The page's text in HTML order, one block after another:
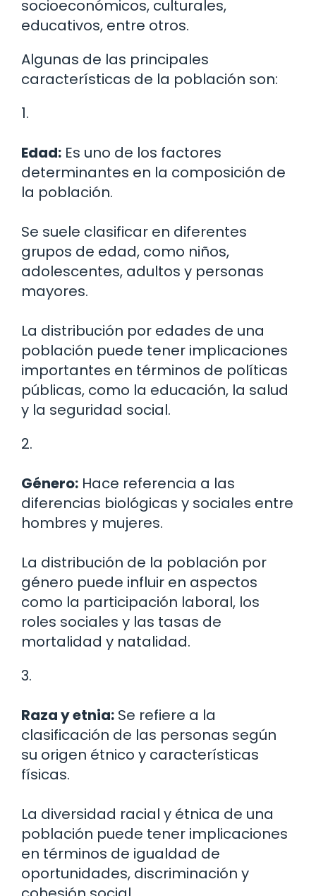
socioeconómicos, culturales,
educativos, entre otros.
Algunas de las principales
características de la población son:
1.
Edad: Es uno de los factores
determinantes en la composición de
la población.
Se suele clasificar en diferentes
grupos de edad, como niños,
adolescentes, adultos y personas
mayores.
La distribución por edades de una
población puede tener implicaciones
importantes en términos de políticas
públicas, como la educación, la salud
y la seguridad social.
2.
Género: Hace referencia a las
diferencias biológicas y sociales entre
hombres y mujeres.
La distribución de la población por
género puede influir en aspectos
como la participación laboral, los
roles sociales y las tasas de
mortalidad y natalidad.
3.
Raza y etnia: Se refiere a la
clasificación de las personas según
su origen étnico y características
físicas.
La diversidad racial y étnica de una
población puede tener implicaciones
en términos de igualdad de
oportunidades, discriminación y